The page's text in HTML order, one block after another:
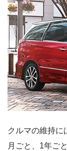
クルマの維持に
月ごと、1年ご